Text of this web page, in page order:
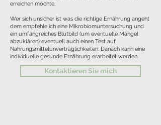
erreichen möchte.
Wer sich unsicher ist was die richtige Ernährung angeht
dem empfehle ich eine Mikrobiomuntersuchung und
ein umfangreiches Blutbild (um eventuelle Mängel
abzuklären) eventuell auch einen Test auf
Nahrungsmittelunverträglichkeiten. Danach kann eine
individuelle gesunde Ernährung erarbeitet werden.
Kontaktieren Sie mich